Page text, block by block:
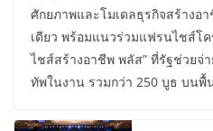
ศักยภาพและโมเดลธุรกิจสร้างอ
เดียว พร้อมแนวร่วมแฟรนไชส์โ
ไชส์สร้างอาชีพ พลัส” ที่รัฐช่วยจ่
ทัพในงาน รวมกว่า 250 บูธ บนพื้